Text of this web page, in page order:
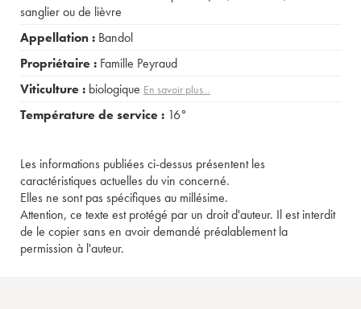
sanglier ou de lièvre
Appellation : Bandol
Propriétaire : Famille Peyraud
Viticulture : biologique En savoir plus...
Température de service : 16°
Les informations publiées ci-dessus présentent les
caractéristiques actuelles du vin concerné.
Elles ne sont pas spécifiques au millésime.
Attention, ce texte est protégé par un droit d'auteur. Il est interdit
de le copier sans en avoir demandé préalablement la
permission à l'auteur.